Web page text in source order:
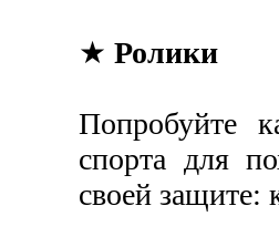
★ Ролики
Попробуйте
спорта для
своей защите: